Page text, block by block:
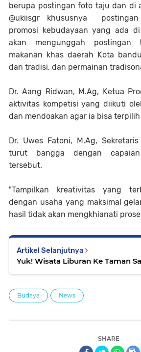
berupa postingan foto taju dan di
@ukiisgr khususnya
promosi kebudayaan yang ada
akan mengunggah postingan
makanan khas daerah Kota
dan tradisi, dan permainan
Dr. Aang Ridwan, M.Ag, Ketua
aktivitas kompetisi yang diikuti
dan mendoakan agar ia bisa
Dr. Uwes Fatoni, M.Ag,
turut bangga dengan
tersebut.
"Tampilkan kreativitas yang
dengan usaha yang maksimal
hasil tidak akan mengkhianati
Artikel Selanjutnya
Yuk! Wisata Liburan Ke Taman
Budaya News
SHARE